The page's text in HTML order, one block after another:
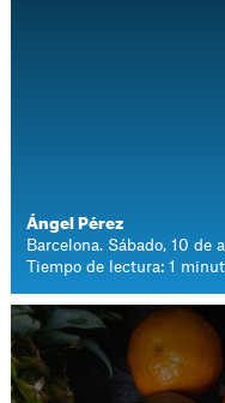
Ángel Pérez
Barcelona. Sábado, 10 de
Tiempo de lectura: 1